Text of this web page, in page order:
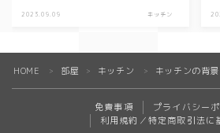
2023.09.09 キッチン
HOME ＞ 部屋 ＞ キッチン ＞ キッチンの背
免責事項
プライバシー
利用規約／特定商取引法に